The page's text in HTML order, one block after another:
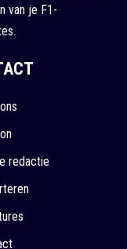
van je F1-
redactie